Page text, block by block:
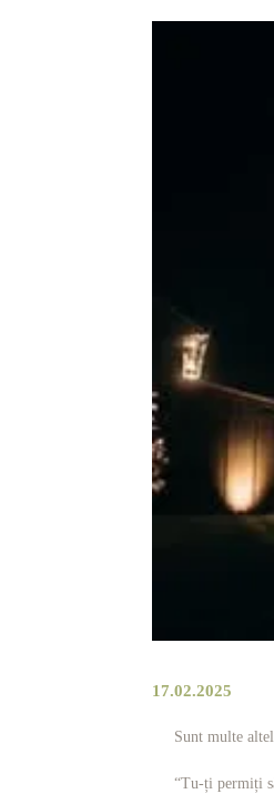
17.02.2025
Sunt multe altele
“Tu-ți permiți să